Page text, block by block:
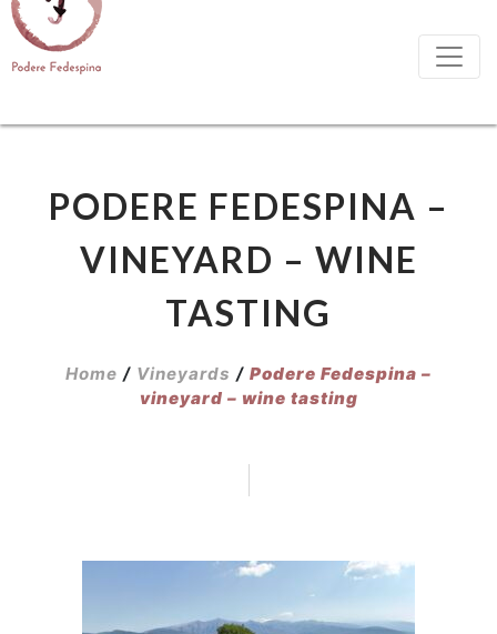
PODERE FEDESPINA –
VINEYARD – WINE
TASTING
Home / Vineyards / Podere Fedespina –
vineyard – wine tasting